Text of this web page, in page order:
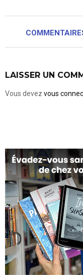
LAISSER UN
Vous devez vous